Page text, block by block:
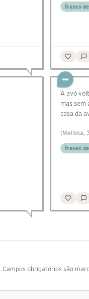
frases
A avó
mas sem
casa da
(Melissa,
frases
Campos obrigatórios são